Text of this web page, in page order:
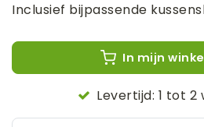
Inclusief bijpassende
In mijn
Levertijd: 1 tot